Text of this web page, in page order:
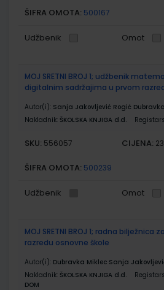
ŠIFRA OMOTA: 500167
Udžbenik Omot
MOJ SRETNI BROJ 1; udžbenik
digitalnim sadržajima u prvom
Autor(i): Sanja Jakovljević Rogić
Nakladnik: ŠKOLSKA KNJIGA d.d.
SKU: 556057 CIJENA:
ŠIFRA OMOTA: 500239
Udžbenik Omot
MOJ SRETNI BROJ 1; radna
razredu osnovne škole
Autor(i): Dubravka Miklec Sanja
Nakladnik: ŠKOLSKA KNJIGA d.d.
DOM